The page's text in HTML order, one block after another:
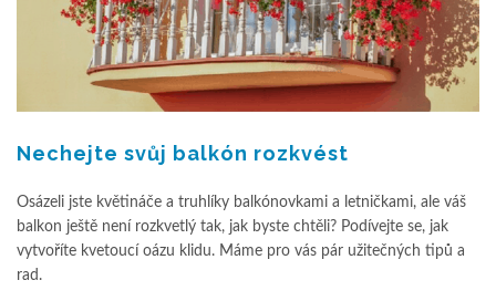
Nechejte svůj balkón rozkvést
Osázeli jste květináče a truhlíky balkónovkami a letničkami, ale váš
balkon ještě není rozkvetlý tak, jak byste chtěli? Podívejte se, jak
vytvoříte kvetoucí oázu klidu. Máme pro vás pár užitečných tipů a
rad.